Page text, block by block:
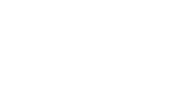
PumpDrive могут быть